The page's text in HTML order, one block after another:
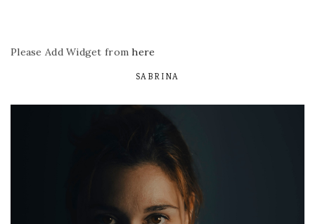
Please Add Widget fromhere
SABRINA